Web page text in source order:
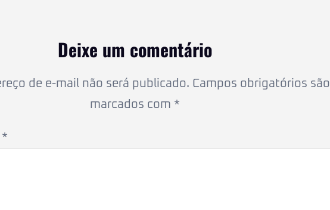
Deixe um comentário
de e-mail não será publicado. Campos obrigatórios são
marcados com *
*